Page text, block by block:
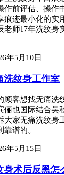
作前评估、操作
痕迹最小化的实
老师17年洗纹身
年5月10日
洗纹身工作室
顾客想找无痛洗
俪也国际结合吴
大家无痛洗纹身
谱的。
年5月15日
身术后反黑怎